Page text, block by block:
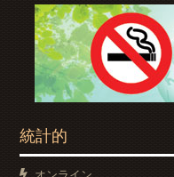
統計的